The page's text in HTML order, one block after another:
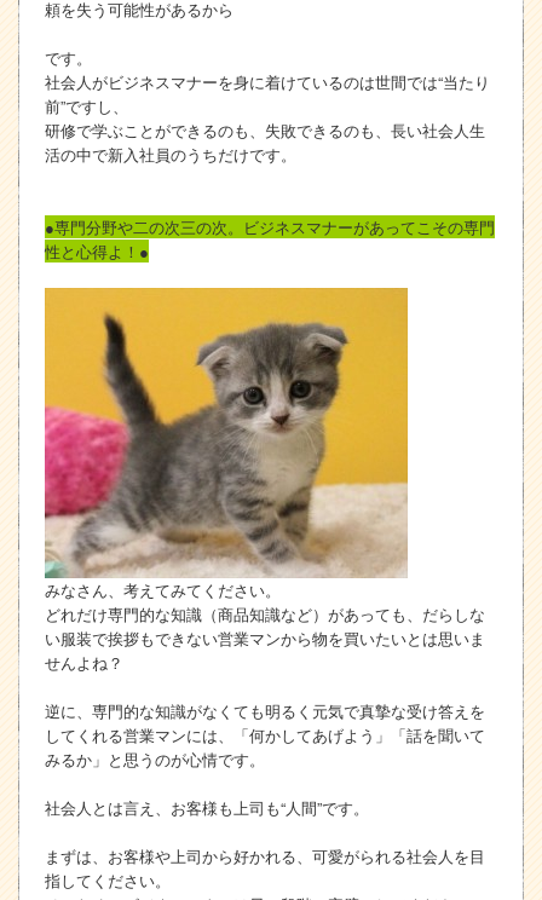
頼を失う可能性があるから
です。
社会人がビジネスマナーを身に着けているのは世間では“当たり
前”ですし、
研修で学ぶことができるのも、失敗できるのも、長い社会人生
活の中で新入社員のうちだけです。
●専門分野や二の次三の次。ビジネスマナーがあってこその専門
性と心得よ！●
みなさん、考えてみてください。
どれだけ専門的な知識（商品知識など）があっても、だらしな
い服装で挨拶もできない営業マンから物を買いたいとは思いま
せんよね？
逆に、専門的な知識がなくても明るく元気で真摯な受け答えを
してくれる営業マンには、「何かしてあげよう」「話を聞いて
みるか」と思うのが心情です。
社会人とは言え、お客様も上司も“人間”です。
まずは、お客様や上司から好かれる、可愛がられる社会人を目
指してください。